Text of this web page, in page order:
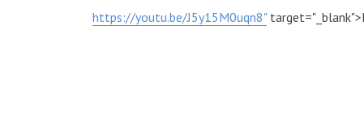
https://youtu.be/J5y15M0uqn8"